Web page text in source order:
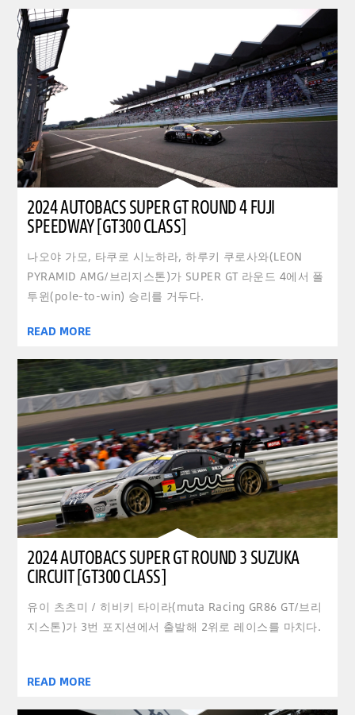
2024 AUTOBACS SUPER GT ROUND 4 FUJI
SPEEDWAY [GT300 CLASS]
나오야 가모, 타쿠로 시노하라, 하루키 쿠로사와(LEON
PYRAMID AMG/브리지스톤)가 SUPER GT 라운드 4에서 폴
투윈(pole-to-win) 승리를 거두다.
READ MORE
2024 AUTOBACS SUPER GT ROUND 3 SUZUKA
CIRCUIT [GT300 CLASS]
유이 츠츠미 / 히비키 타이라(muta Racing GR86 GT/브리
지스톤)가 3번 포지션에서 출발해 2위로 레이스를 마치다.
READ MORE